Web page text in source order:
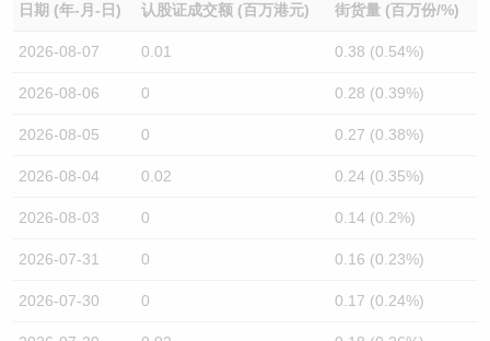
日期 (年-月-日) 认股证成交额 (百万港元) 街货量 (百万份/%)
2026-08-07 0.01 0.38 (0.54%)
2026-08-06 0 0.28 (0.39%)
2026-08-05 0 0.27 (0.38%)
2026-08-04 0.02 0.24 (0.35%)
2026-08-03 0 0.14 (0.2%)
2026-07-31 0 0.16 (0.23%)
2026-07-30 0 0.17 (0.24%)